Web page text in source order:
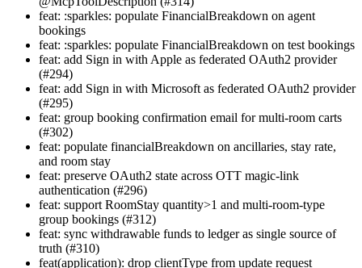
feat: :sparkles: populate FinancialBreakdown on agent
bookings
feat: :sparkles: populate FinancialBreakdown on test bookings
feat: add Sign in with Apple as federated OAuth2 provider
(#294)
feat: add Sign in with Microsoft as federated OAuth2 provider
(#295)
feat: group booking confirmation email for multi-room carts
(#302)
feat: populate financialBreakdown on ancillaries, stay rate,
and room stay
feat: preserve OAuth2 state across OTT magic-link
authentication (#296)
feat: support RoomStay quantity>1 and multi-room-type
group bookings (#312)
feat: sync withdrawable funds to ledger as single source of
truth (#310)
feat(application): drop clientType from update request